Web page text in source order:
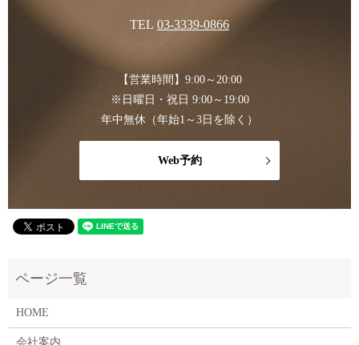
TEL 03-3339-0866
【営業時間】9:00～20:00
※日曜日・祝日 9:00～19:00
年中無休（年始1～3日を除く）
Web予約
HOME
会社案内